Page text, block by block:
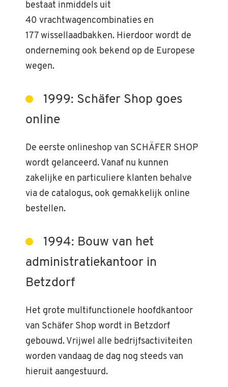
bestaat inmiddels uit
40 vrachtwagencombinaties en
177 wissellaadbakken. Hierdoor wordt de
onderneming ook bekend op de Europese
wegen.
1999: Schäfer Shop goes
online
De eerste onlineshop van SCHÄFER SHOP
wordt gelanceerd. Vanaf nu kunnen
zakelijke en particuliere klanten behalve
via de catalogus, ook gemakkelijk online
bestellen.
1994: Bouw van het
administratiekantoor in
Betzdorf
Het grote multifunctionele hoofdkantoor
van Schäfer Shop wordt in Betzdorf
gebouwd. Vrijwel alle bedrijfsactiviteiten
worden vandaag de dag nog steeds van
hieruit aangestuurd.